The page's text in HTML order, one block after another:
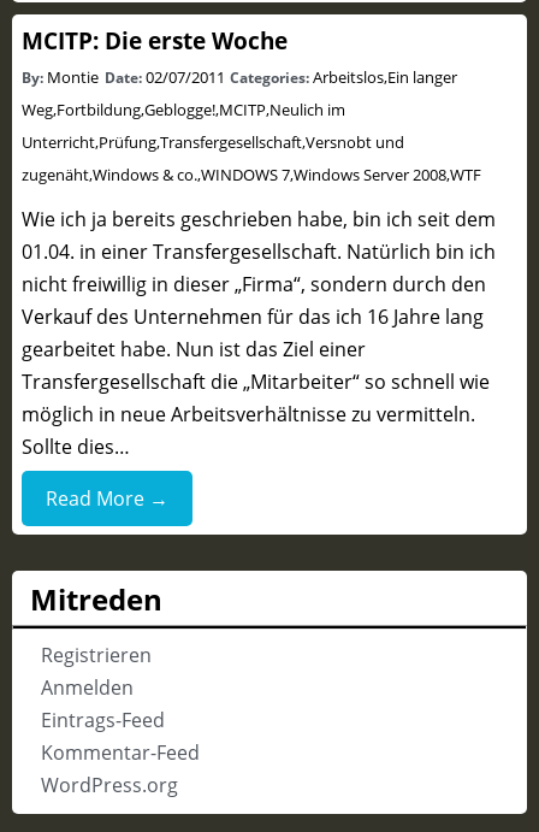
MCITP: Die erste Woche
By: Montie Date:02/07/2011 Categories:Arbeitslos,Ein langer
Weg,Fortbildung,Geblogge!,MCITP,Neulich im
Unterricht,Prüfung,Transfergesellschaft,Versnobt und
zugenäht,Windows & co.,WINDOWS 7,Windows Server 2008,WTF
Wie ich ja bereits geschrieben habe, bin ich seit dem
01.04. in einer Transfergesellschaft. Natürlich bin ich
nicht freiwillig in dieser „Firma“, sondern durch den
Verkauf des Unternehmen für das ich 16 Jahre lang
gearbeitet habe. Nun ist das Ziel einer
Transfergesellschaft die „Mitarbeiter“ so schnell wie
möglich in neue Arbeitsverhältnisse zu vermitteln.
Sollte dies…
Read More →
Mitreden
Registrieren
Anmelden
Eintrags-Feed
Kommentar-Feed
WordPress.org